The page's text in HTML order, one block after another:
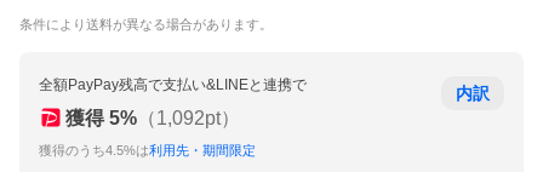
条件により送料が異なる場合があります。
全額PayPay残高で支払い&LINEと連携で
獲得 5% （1,092pt）
獲得のうち4.5%は利用先・期間限定
内訳